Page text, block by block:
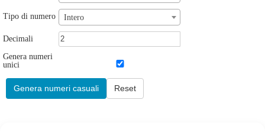
Tipo di numero Intero
Decimali
Genera numeri
unici
Genera numeri casuali Reset